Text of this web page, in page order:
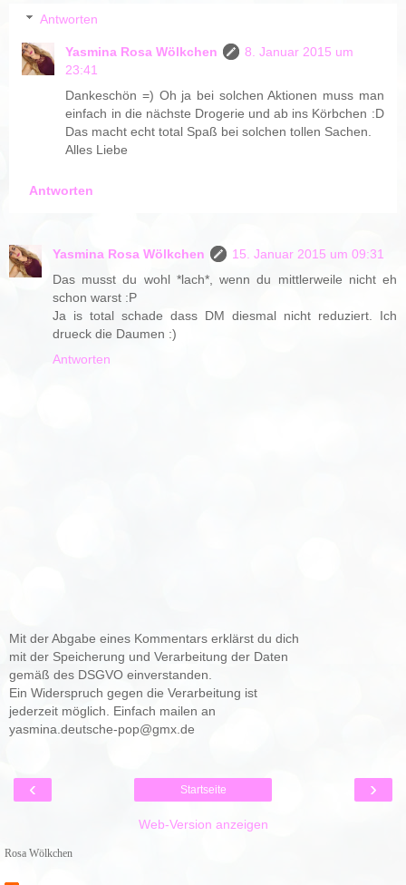
Antworten
Yasmina Rosa Wölkchen
8. Januar 2015 um
23:41
Dankeschön =) Oh ja bei solchen Aktionen muss man
einfach in die nächste Drogerie und ab ins Körbchen :D
Das macht echt total Spaß bei solchen tollen Sachen.
Alles Liebe
Antworten
Yasmina Rosa Wölkchen
15. Januar 2015 um 09:31
Das musst du wohl *lach*, wenn du mittlerweile nicht eh
schon warst :P
Ja is total schade dass DM diesmal nicht reduziert. Ich
drueck die Daumen :)
Antworten
Mit der Abgabe eines Kommentars erklärst du dich
mit der Speicherung und Verarbeitung der Daten
gemäß des DSGVO einverstanden.
Ein Widerspruch gegen die Verarbeitung ist
jederzeit möglich. Einfach mailen an
yasmina.deutsche-pop@gmx.de
‹ ›
Startseite
Web-Version anzeigen
Rosa Wölkchen